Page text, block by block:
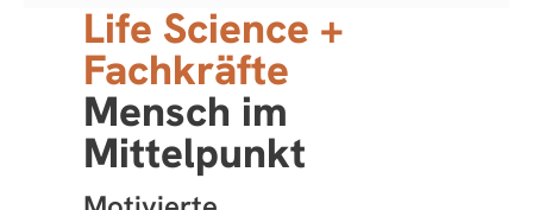
Life Science +
Fachkräfte
Mensch im
Mittelpunkt